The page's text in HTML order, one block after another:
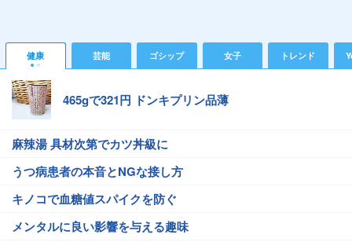
健康 芸能 ゴシップ 女子 トレンド
465gで321円 ドンキプリン品薄
麻辣湯 具材次第でカツ丼級に
うつ病患者の本音とNGな接し方
キノコで血糖値スパイクを防ぐ
メンタルに良い影響を与える趣味